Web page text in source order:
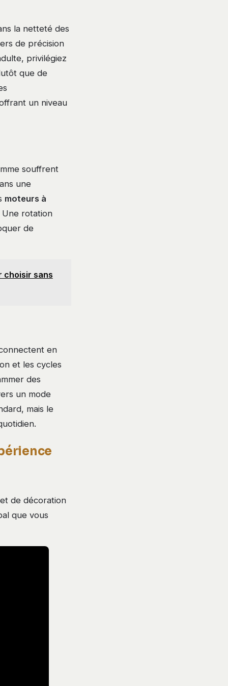
la netteté des
de précision
privilégiez
que de
un niveau
souffrent
une
moteurs à
rotation
de
choisir sans
en
et les cycles
des
un mode
mais le
de décoration
que vous